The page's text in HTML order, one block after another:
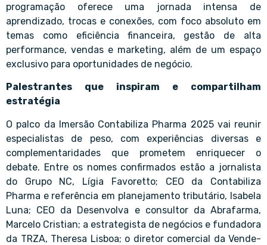
programação oferece uma jornada intensa de
aprendizado, trocas e conexões, com foco absoluto em
temas como eficiência financeira, gestão de alta
performance, vendas e marketing, além de um espaço
exclusivo para oportunidades de negócio.
Palestrantes que inspiram e compartilham
estratégia
O palco da Imersão Contabiliza Pharma 2025 vai reunir
especialistas de peso, com experiências diversas e
complementaridades que prometem enriquecer o
debate. Entre os nomes confirmados estão a jornalista
do Grupo NC, Lígia Favoretto; CEO da Contabiliza
Pharma e referência em planejamento tributário, Isabela
Luna; CEO da Desenvolva e consultor da Abrafarma,
Marcelo Cristian; a estrategista de negócios e fundadora
da TRZA, Theresa Lisboa; o diretor comercial da Vende-